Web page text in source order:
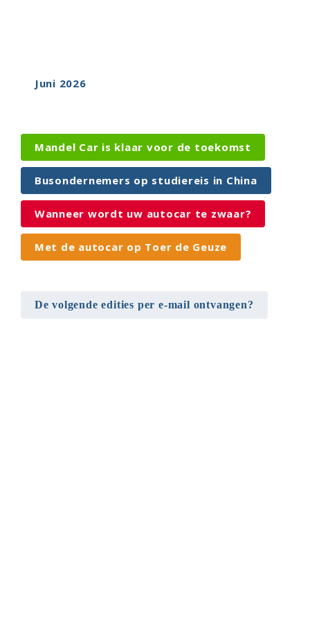
Juni 2026
Mandel Car is klaar voor de toekomst
Busondernemers op studiereis in China
Wanneer wordt uw autocar te zwaar?
Met de autocar op Toer de Geuze
De volgende edities per e-mail ontvangen?